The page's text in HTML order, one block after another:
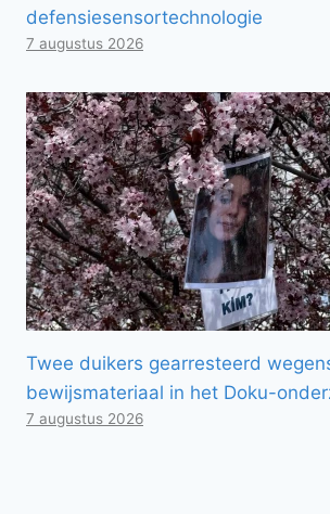
defensiesensortechnologie
7 augustus 2026
Twee duikers gearresteerd
bewijsmateriaal in het Doku-
7 augustus 2026